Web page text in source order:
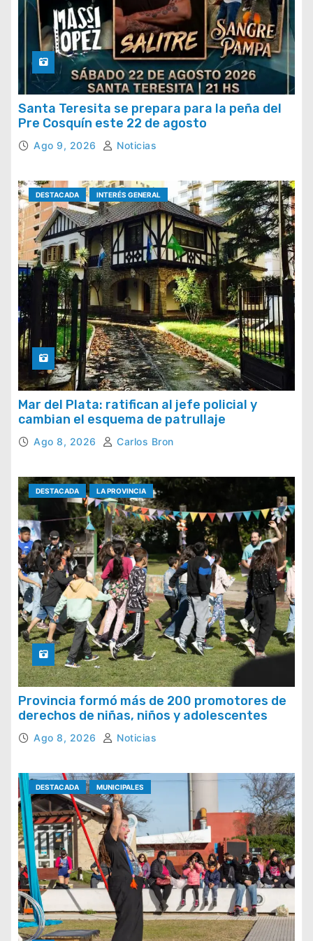
Santa Teresita se prepara para la peña del
Pre Cosquín este 22 de agosto
Ago 9, 2026 Noticias
DESTACADA INTERÉS GENERAL
Mar del Plata: ratifican al jefe policial y
cambian el esquema de patrullaje
Ago 8, 2026 Carlos Bron
DESTACADA LA PROVINCIA
Provincia formó más de 200 promotores de
derechos de niñas, niños y adolescentes
Ago 8, 2026 Noticias
DESTACADA MUNICIPALES